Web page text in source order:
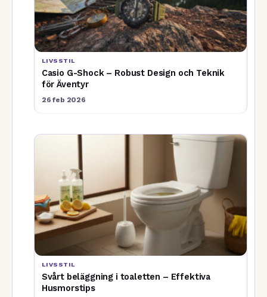
LIVSSTIL
Casio G-Shock – Robust Design och Teknik
för Äventyr
26 feb 2026
LIVSSTIL
Svårt beläggning i toaletten – Effektiva
Husmorstips